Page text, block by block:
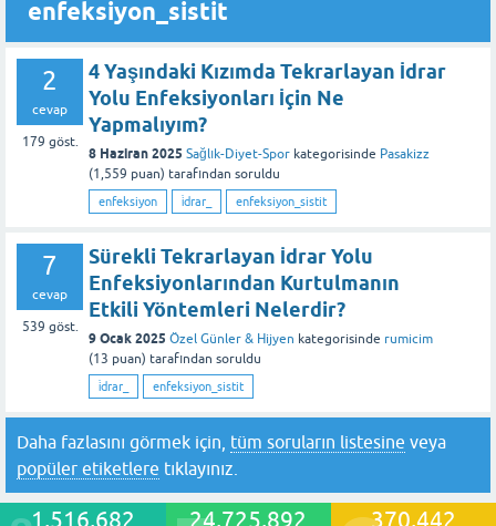
enfeksiyon_sistit
2
cevap
179 göst.
4 Yaşındaki Kızımda Tekrarlayan İdrar
Yolu Enfeksiyonları İçin Ne
Yapmalıyım?
8 Haziran 2025 Sağlık-Diyet-Spor kategorisinde Pasakizz
(1,559 puan) tarafından soruldu
enfeksiyon i̇drar_ enfeksiyon_sistit
7
cevap
539 göst.
Sürekli Tekrarlayan İdrar Yolu
Enfeksiyonlarından Kurtulmanın
Etkili Yöntemleri Nelerdir?
9 Ocak 2025 Özel Günler & Hijyen kategorisinde rumicim
(13 puan) tarafından soruldu
i̇drar_ enfeksiyon_sistit
Daha fazlasını görmek için, tüm soruların listesine veya
popüler etiketlere tıklayınız.
1,516,682 24,725,892 370,442